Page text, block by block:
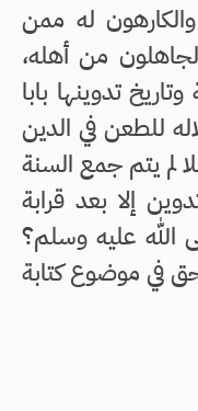
له ممن
من أهله،
تدوينها بابا
للطعن في الدين
لم يتم جمع السنة
إلا بعد قرابة
الله عليه وسلم؟
في موضوع كتابة